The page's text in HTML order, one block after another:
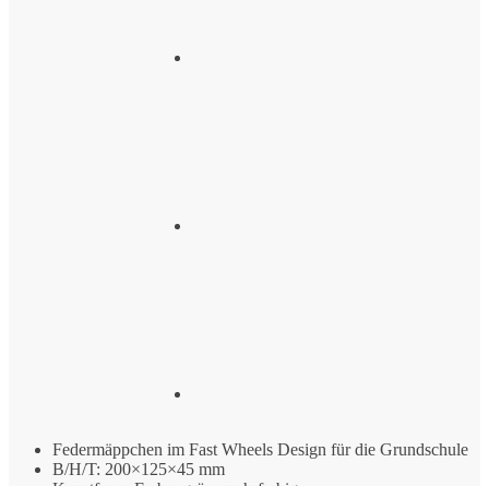
Federmäppchen im Fast Wheels Design für die Grundschule
B/H/T: 200×125×45 mm